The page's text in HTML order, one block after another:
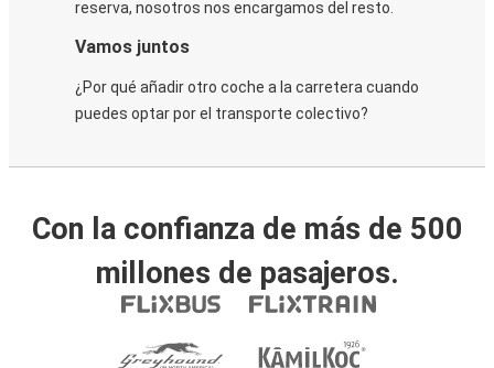
reserva, nosotros nos encargamos del resto.
Vamos juntos
¿Por qué añadir otro coche a la carretera cuando
puedes optar por el transporte colectivo?
Con la confianza de más de 500
millones de pasajeros.